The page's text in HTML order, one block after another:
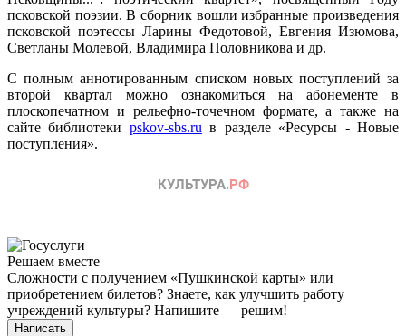
псковской поэзии. В сборник вошли избранные произведения
псковской поэтессы Ларины Федотовой, Евгения Изюмова,
Светланы Молевой, Владимира Половникова и др.
С полным аннотированным списком новых поступлений за
второй квартал можно ознакомиться на абонементе в
плоскопечатном и рельефно-точечном формате, а также на
сайте библиотеки pskov-sbs.ru в разделе «Ресурсы - Новые
поступления».
Решаем вместе
Сложности с получением «Пушкинской карты» или
приобретением билетов? Знаете, как улучшить работу
учреждений культуры? Напишите — решим!
Написать